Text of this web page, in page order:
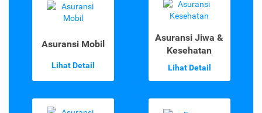
Asuransi Mobil
Lihat Detail
Asuransi Jiwa &
Kesehatan
Lihat Detail